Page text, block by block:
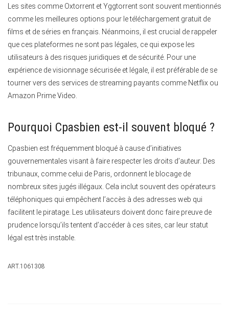
Les sites comme Oxtorrent et Yggtorrent sont souvent mentionnés
comme les meilleures options pour le téléchargement gratuit de
films et de séries en français. Néanmoins, il est crucial de rappeler
que ces plateformes ne sont pas légales, ce qui expose les
utilisateurs à des risques juridiques et de sécurité. Pour une
expérience de visionnage sécurisée et légale, il est préférable de se
tourner vers des services de streaming payants comme Netflix ou
Amazon Prime Video.
Pourquoi Cpasbien est-il souvent bloqué ?
Cpasbien est fréquemment bloqué à cause d’initiatives
gouvernementales visant à faire respecter les droits d’auteur. Des
tribunaux, comme celui de Paris, ordonnent le blocage de
nombreux sites jugés illégaux. Cela inclut souvent des opérateurs
téléphoniques qui empêchent l’accès à des adresses web qui
facilitent le piratage. Les utilisateurs doivent donc faire preuve de
prudence lorsqu’ils tentent d’accéder à ces sites, car leur statut
légal est très instable.
ART.1061308